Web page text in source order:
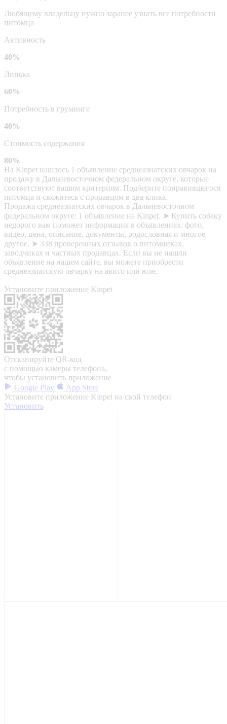
Любящему владельцу нужно заранее узнать все потребности
питомца
Активность
40%
Линька
60%
Потребность в груминге
40%
Стоимость содержания
80%
На Kinpet нашлось 1 объявление среднеазиатских овчарок на
продажу в Дальневосточном федеральном округе, которые
соответствуют вашим критериям. Подберите понравившегося
питомца и свяжитесь с продавцом в два клика.
Продажа среднеазиатских овчарок в Дальневосточном
федеральном округе: 1 объявление на Kinpet. ➤ Купить собаку
недорого вам поможет информация в объявлениях: фото,
видео, цена, описание, документы, родословная и многое
другое. ➤ 338 проверенных отзывов о питомниках,
заводчиках и частных продавцах. Если вы не нашли
объявление на нашем сайте, вы можете приобрести
среднеазиатскую овчарку на авито или юле.
Установите приложение Kinpet
Отсканируйте QR-код
с помощью камеры телефона,
чтобы установить приложение
Google Play
App Store
Установите приложение Kinpet на свой телефон
Установить